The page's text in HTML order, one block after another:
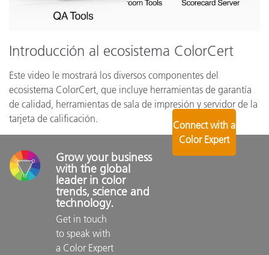
Introducción al ecosistema ColorCert
Este video le mostrará los diversos componentes del
ecosistema ColorCert, que incluye herramientas de garantía
de calidad, herramientas de sala de impresión y servidor de la
tarjeta de calificación.
Grow your business
with the global
leader in color
trends, science and
technology.
Get in touch
to speak with
a Color Expert
Connect with a
Color Expert